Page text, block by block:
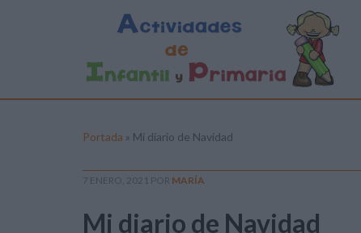
Portada » Mi diario de Navidad
7 ENERO, 2021 POR MARÍA
Mi diario de Navidad